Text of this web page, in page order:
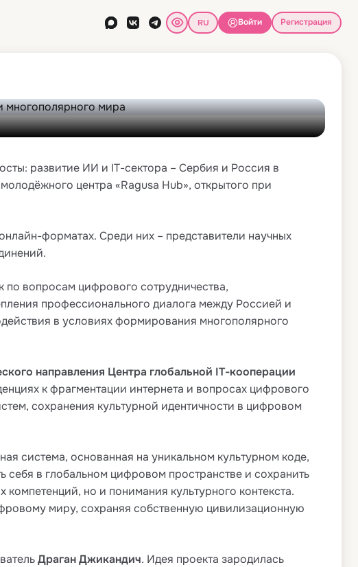
Войти Регистрация
России
развитие ИИ и IT-сектора – Сербия и Россия в
центра «Ragusa Hub», открытого при
форматах. Среди них – представители научных
вопросам цифрового сотрудничества,
профессионального диалога между Россией и
в условиях формирования многополярного
направления Центра глобальной IT-кооперации
к фрагментации интернета и вопросах цифрового
сохранения культурной идентичности в цифровом
система, основанная на уникальном культурном коде,
в глобальном цифровом пространстве и сохранить
но и понимания культурного контекста.
миру, сохраняя собственную цивилизационную
Драган Джикандич. Идея проекта зародилась